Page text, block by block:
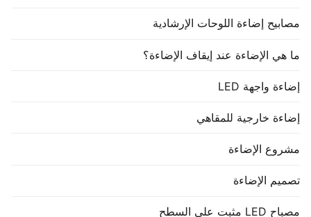
مصابيح إضاءة اللوحات الإرشادية
ما هي الإضاءة عند إيقاف الإضاءة؟
إضاءة واجهة LED
إضاءة خارجية للمقاهي
مشروع الإضاءة
تصميم الإضاءة
مصباح LED مثبت على السطح